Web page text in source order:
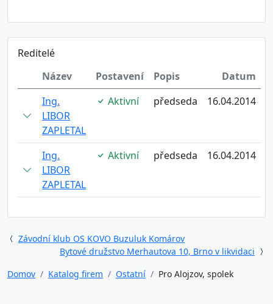
Reditelé
Název
Postavení Popis
Datum
Ing.
LIBOR
ZAPLETAL
Aktivní předseda 16.04.2014
Ing.
LIBOR
ZAPLETAL
Aktivní předseda 16.04.2014
Závodní klub OS KOVO Buzuluk Komárov
Bytové družstvo Merhautova 10, Brno v likvidaci
Domov
Katalog firem Ostatní Pro Alojzov, spolek